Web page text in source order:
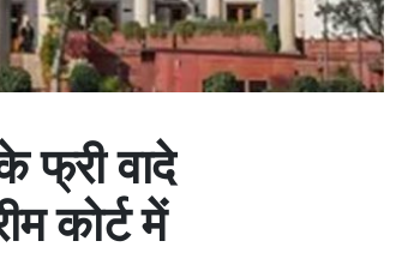
फ्री वादे
कोर्ट में